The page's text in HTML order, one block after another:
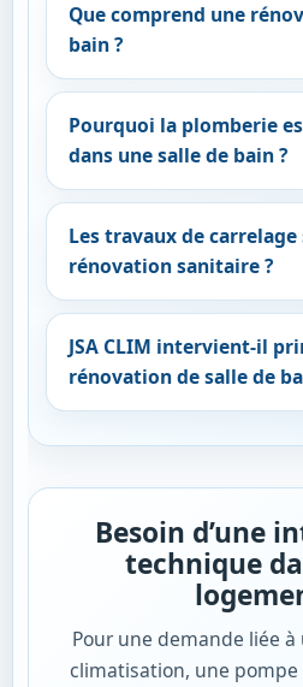
Que comprend une
bain ?
Pourquoi la plomberie
dans une salle de bain ?
Les travaux de
rénovation sanitaire ?
JSA CLIM intervient-il
rénovation de salle de
Besoin d’une
technique
Pour une demande liée
climatisation, une